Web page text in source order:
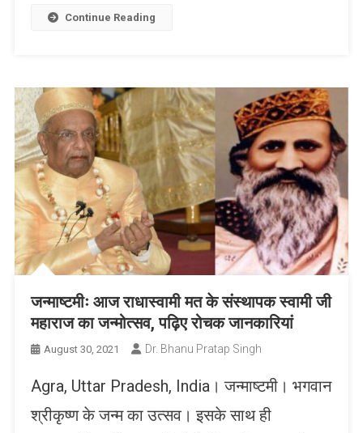
Continue Reading
जन्माष्टमीः आज राधास्वामी मत के संस्थापक स्वामी जी
महाराज का जन्मोत्सव, पढ़िए रोचक जानकारियां
August 30, 2021 Dr. Bhanu Pratap Singh
Agra, Uttar Pradesh, India। जन्माष्टमी। भगवान
श्रीकृष्ण के जन्म का उत्सव। इसके साथ ही